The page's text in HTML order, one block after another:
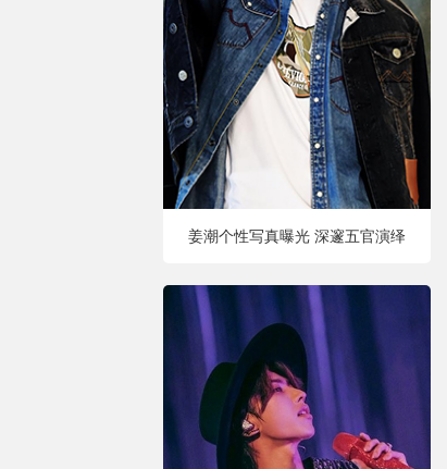
姜潮个性写真曝光 深邃五官演绎